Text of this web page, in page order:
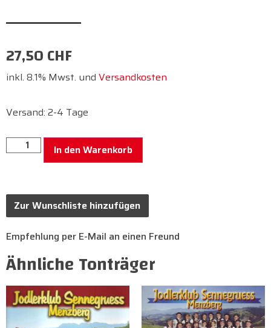
27,50CHF
inkl. 8.1% Mwst. und Versandkosten
Versand: 2-4 Tage
In den Warenkorb
Zur Wunschliste hinzufügen
Empfehlung per E-Mail an einen Freund
Ähnliche Tonträger